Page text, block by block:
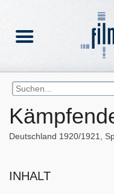
Deutschland 1920/1921
INHALT